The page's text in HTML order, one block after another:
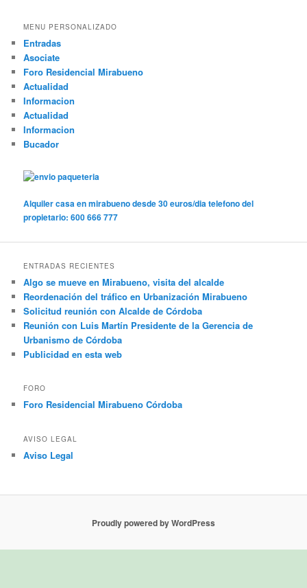
MENU PERSONALIZADO
Entradas
Asociate
Foro Residencial Mirabueno
Actualidad
Informacion
Actualidad
Informacion
Bucador
Alquiler casa en mirabueno desde 30 euros/dia telefono del
propietario: 600 666 777
ENTRADAS RECIENTES
Algo se mueve en Mirabueno, visita del alcalde
Reordenación del tráfico en Urbanización Mirabueno
Solicitud reunión con Alcalde de Córdoba
Reunión con Luis Martín Presidente de la Gerencia de
Urbanismo de Córdoba
Publicidad en esta web
FORO
Foro Residencial Mirabueno Córdoba
AVISO LEGAL
Aviso Legal
Proudly powered by WordPress